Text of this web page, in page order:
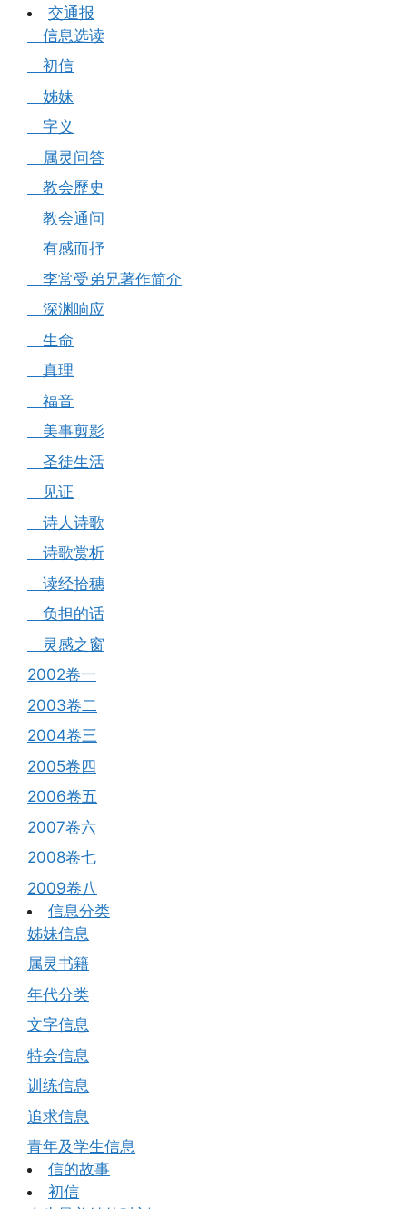
交通报
信息选读
初信
姊妹
字义
属灵问答
教会歷史
教会通问
有感而抒
李常受弟兄著作简介
深渊响应
生命
真理
福音
美事剪影
圣徒生活
见证
诗人诗歌
诗歌赏析
读经拾穗
负担的话
灵感之窗
2002卷一
2003卷二
2004卷三
2005卷四
2006卷五
2007卷六
2008卷七
2009卷八
信息分类
姊妹信息
属灵书籍
年代分类
文字信息
特会信息
训练信息
追求信息
青年及学生信息
信的故事
初信